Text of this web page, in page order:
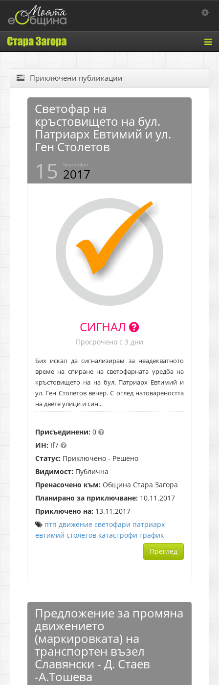
Приключени публикации
Светофар на
кръстовището на бул.
Патриарх Евтимий и ул.
Ген Столетов
15 September
2017
СИГНАЛ
Просрочено с 3 дни
Бих искал да сигнализирам за неадекватното
време на спиране на светофарната уредба на
кръстовището на на бул. Патриарх Евтимий и
ул. Ген Столетов вечер. С оглед натовареността
на двете улици и син...
Присъединени: 0
ИН: If7
Статус: Приключено - Решено
Видимост: Публична
Пренасочено към: Община Стара Загора
Планирано за приключване: 10.11.2017
Приключено на: 13.11.2017
птп движение светофари патриарх
евтимий столетов катастрофи трафик
Преглед
Предложение за промяна
движението
(маркировката) на
транспортен възел
Славянски - Д. Стаев
-А.Тошева